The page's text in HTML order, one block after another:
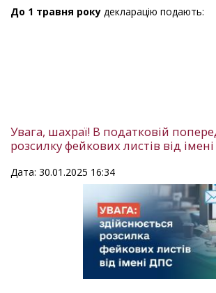
До 1 травня року декларацію подають:
Увага, шахраї! В податковій
розсилку фейкових листів від
Дата: 30.01.2025 16:34